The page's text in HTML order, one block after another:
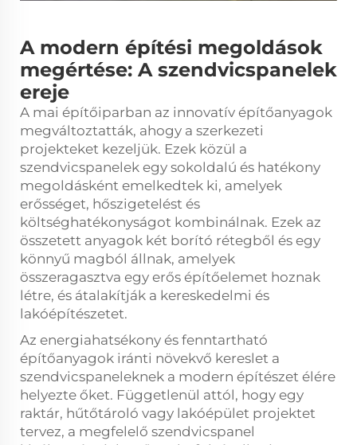
A modern építési megoldások
megértése: A szendvicspanelek
ereje
A mai építőiparban az innovatív építőanyagok
megváltoztatták, ahogy a szerkezeti
projekteket kezeljük. Ezek közül a
szendvicspanelek egy sokoldalú és hatékony
megoldásként emelkedtek ki, amelyek
erősséget, hőszigetelést és
költséghatékonyságot kombinálnak. Ezek az
összetett anyagok két borító rétegből és egy
könnyű magból állnak, amelyek
összeragasztva egy erős építőelemet hoznak
létre, és átalakítják a kereskedelmi és
lakóépítészetet.
Az energiahatsékony és fenntartható
építőanyagok iránti növekvő kereslet a
szendvicspaneleknek a modern építészet élére
helyezte őket. Függetlenül attól, hogy egy
raktár, hűtőtároló vagy lakóépület projektet
tervez, a megfelelő szendvicspanel